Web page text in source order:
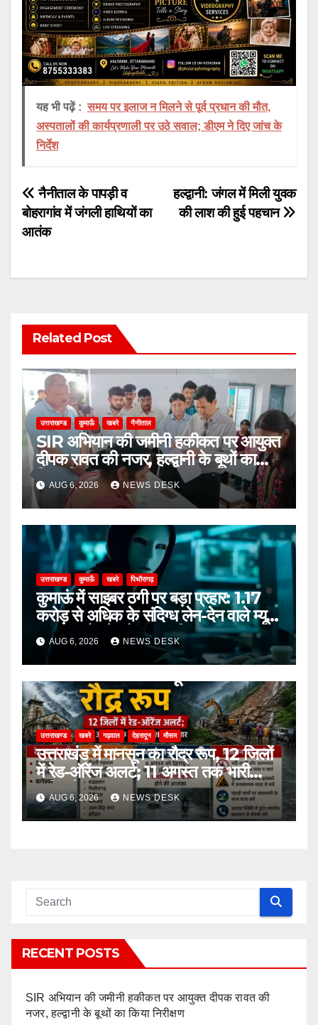
यह भी पढ़ें : समय पर इलाज न मिलने से पूर्व प्रधान की मौत,
अस्पतालों की कार्यप्रणाली पर उठे सवाल; डीएम ने दिए जांच के
निर्देश
Post
navigation
हल्द्वानी: जंगल में मिली युवक
की लाश की हुई पहचान
नैनीताल के पापड़ी व
बोहरागांव में जंगली हाथियों का
आतंक
Related Post
उत्तराखण्ड कुमाऊँ खबरे नैनीताल
SIR अभियान की जमीनी हकीकत पर आयुक्त
दीपक रावत की नजर, हल्द्वानी के बूथों का
किया निरीक्षण
AUG 6, 2026 NEWS DESK
उत्तराखण्ड कुमाऊँ खबरे पिथौरागढ़
कुमाऊं में साइबर ठगी पर बड़ा प्रहार: 1.17
करोड़ से अधिक के संदिग्ध लेन-देन वाले म्यूल
अकाउंट गैंग के दो सदस्य गिरफ्तार
AUG 6, 2026 NEWS DESK
उत्तराखण्ड खबरे गढ़वाल देहरादून मौसम
उत्तराखंड में मानसून का रौद्र रूप, 12 जिलों
में रेड-ऑरेंज अलर्ट; 11 अगस्त तक भारी
बारिश के आसार
AUG 6, 2026 NEWS DESK
RECENT POSTS
SIR अभियान की जमीनी हकीकत पर आयुक्त दीपक रावत की
नजर, हल्द्वानी के बूथों का किया निरीक्षण